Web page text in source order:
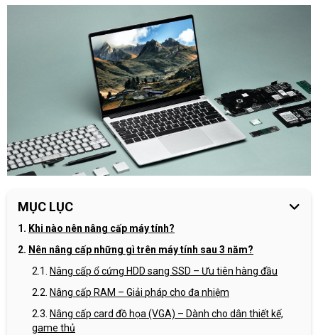
MỤC LỤC
Khi nào nên nâng cấp máy tính?
Nên nâng cấp những gì trên máy tính sau 3 năm?
Nâng cấp ổ cứng HDD sang SSD – Ưu tiên hàng đầu
Nâng cấp RAM – Giải pháp cho đa nhiệm
Nâng cấp card đồ họa (VGA) – Dành cho dân thiết kế,
game thủ